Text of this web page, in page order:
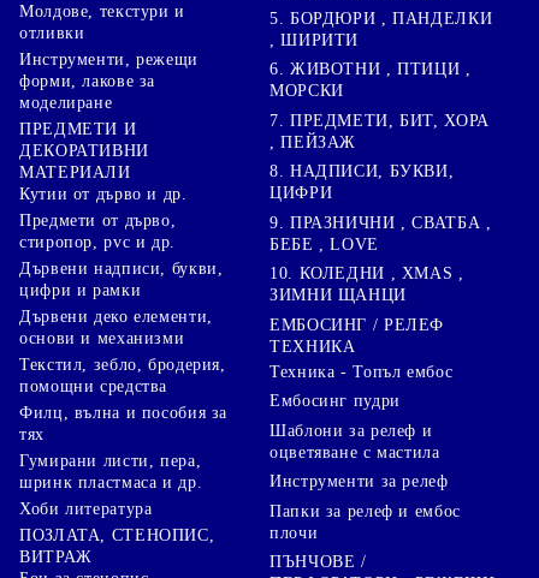
Молдове, текстури и
отливки
Инструменти, режещи
форми, лакове за
моделиране
ПРЕДМЕТИ И
ДЕКОРАТИВНИ
МАТЕРИАЛИ
Кутии от дърво и др.
Предмети от дърво,
стиропор, pvc и др.
Дървени надписи, букви,
цифри и рамки
Дървени деко елементи,
основи и механизми
Текстил, зебло, бродерия,
помощни средства
Филц, вълна и пособия за
тях
Гумирани листи, пера,
шринк пластмаса и др.
Хоби литература
ПОЗЛАТА, СТЕНОПИС,
ВИТРАЖ
5. БОРДЮРИ , ПАНДЕЛКИ
, ШИРИТИ
6. ЖИВОТНИ , ПТИЦИ ,
МОРСКИ
7. ПРЕДМЕТИ, БИТ, ХОРА
, ПЕЙЗАЖ
8. НАДПИСИ, БУКВИ,
ЦИФРИ
9. ПРАЗНИЧНИ , СВАТБА ,
БЕБЕ , LOVE
10. КОЛЕДНИ , XMAS ,
ЗИМНИ ЩАНЦИ
ЕМБОСИНГ / РЕЛЕФ
ТЕХНИКА
Техника - Топъл ембос
Ембосинг пудри
Шаблони за релеф и
оцветяване с мастила
Инструменти за релеф
Папки за релеф и ембос
плочи
ПЪНЧОВЕ /